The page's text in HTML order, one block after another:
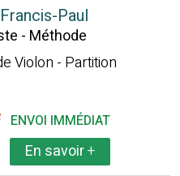
Paul
- Méthode
Violon - Partition
ENVOI IMMÉDIAT
En savoir+